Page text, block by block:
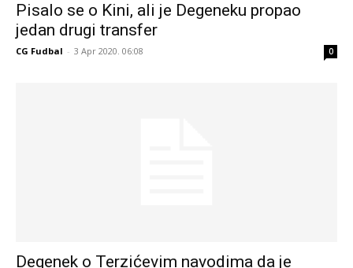
Pisalo se o Kini, ali je Degeneku propao
jedan drugi transfer
CG Fudbal - 3 Apr 2020. 06:08 0
Degenek o Terzićevim navodima da je